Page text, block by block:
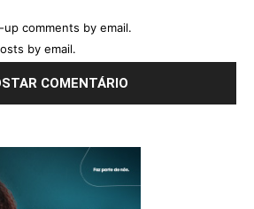
comments by email.
by email.